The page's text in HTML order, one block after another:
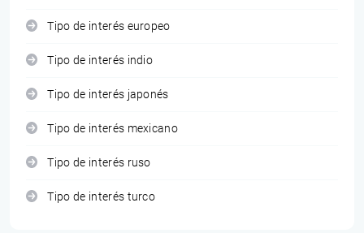
Tipo de interés europeo
Tipo de interés indio
Tipo de interés japonés
Tipo de interés mexicano
Tipo de interés ruso
Tipo de interés turco